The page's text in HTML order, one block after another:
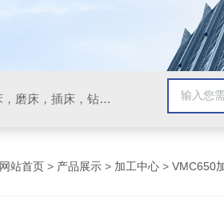
数控车床，加工中心，数控铣床，立钻，台钻，摇臂钻床，锯床，牛头刨床，磨床，插床，钻铣床，滚齿机
网站首页 > 产品展示 > 加工中心 > VMC650